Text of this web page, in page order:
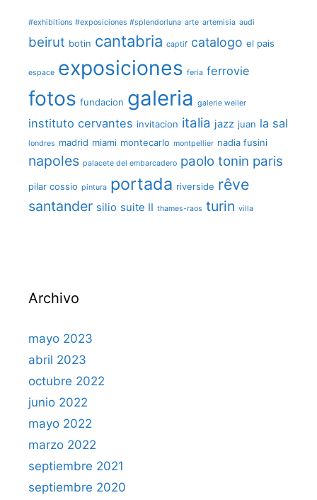
#exhibitions #exposiciones #splendorluna arte artemisia audi
beirut botin cantabria captif catalogo el pais
espace exposiciones feria ferrovie
fotos fundacion galeria galerie weiler
instituto cervantes invitacion italia jazz juan la sal
londres madrid miami montecarlo montpellier nadia fusini
napoles palacete del embarcadero paolo tonin paris
pilar cossio pintura portada riverside rêve
santander silio suite II thames-raos turin villa
Archivo
mayo 2023
abril 2023
octubre 2022
junio 2022
mayo 2022
marzo 2022
septiembre 2021
septiembre 2020